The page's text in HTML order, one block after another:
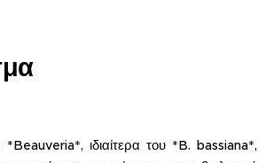
ιδιαίτερα του *B. bassiana*,